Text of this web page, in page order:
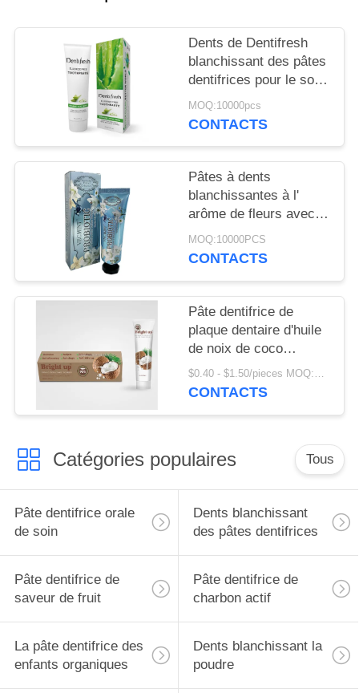
SITE
POLITIQUE
MATIÈRE
DE
PROTECTION
PRIVÉE
Dents de Dentifresh
blanchissant des pâtes
dentifrices pour le soin
oral professionnel non
toxique
MOQ:10000pcs
CONTACTS
Pâtes à dents
blanchissantes à l'
arôme de fleurs avec
sorbitol Silica 400g
Carton en papier blanc
MOQ:10000PCS
CONTACTS
Pâte dentifrice de
plaque dentaire d'huile
de noix de coco
organique naturelle de
90% anti
$0.40 - $1.50/pieces MOQ:240 morceaux
CONTACTS
Catégories populaires Tous
Pâte dentifrice orale
de soin
Dents blanchissant
des pâtes dentifrices
Pâte dentifrice de
saveur de fruit
Pâte dentifrice de
charbon actif
La pâte dentifrice des
enfants organiques
Dents blanchissant la
poudre